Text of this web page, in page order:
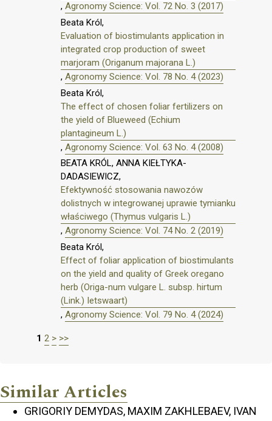
, Agronomy Science: Vol. 72 No. 3 (2017)
Beata Król,
Evaluation of biostimulants application in
integrated crop production of sweet
marjoram (Origanum majorana L.)
, Agronomy Science: Vol. 78 No. 4 (2023)
Beata Król,
The effect of chosen foliar fertilizers on
the yield of Blueweed (Echium
plantagineum L.)
, Agronomy Science: Vol. 63 No. 4 (2008)
BEATA KRÓL, ANNA KIEŁTYKA-
DADASIEWICZ,
Efektywność stosowania nawozów
dolistnych w integrowanej uprawie tymianku
właściwego (Thymus vulgaris L.)
, Agronomy Science: Vol. 74 No. 2 (2019)
Beata Król,
Effect of foliar application of biostimulants
on the yield and quality of Greek oregano
herb (Origa-num vulgare L. subsp. hirtum
(Link.) Ietswaart)
, Agronomy Science: Vol. 79 No. 4 (2024)
1 2 > >>
Similar Articles
GRIGORIY DEMYDAS, MAXIM ZAKHLEBAEV, IVAN